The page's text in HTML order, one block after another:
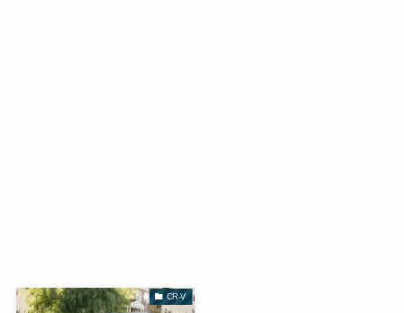
CR-V